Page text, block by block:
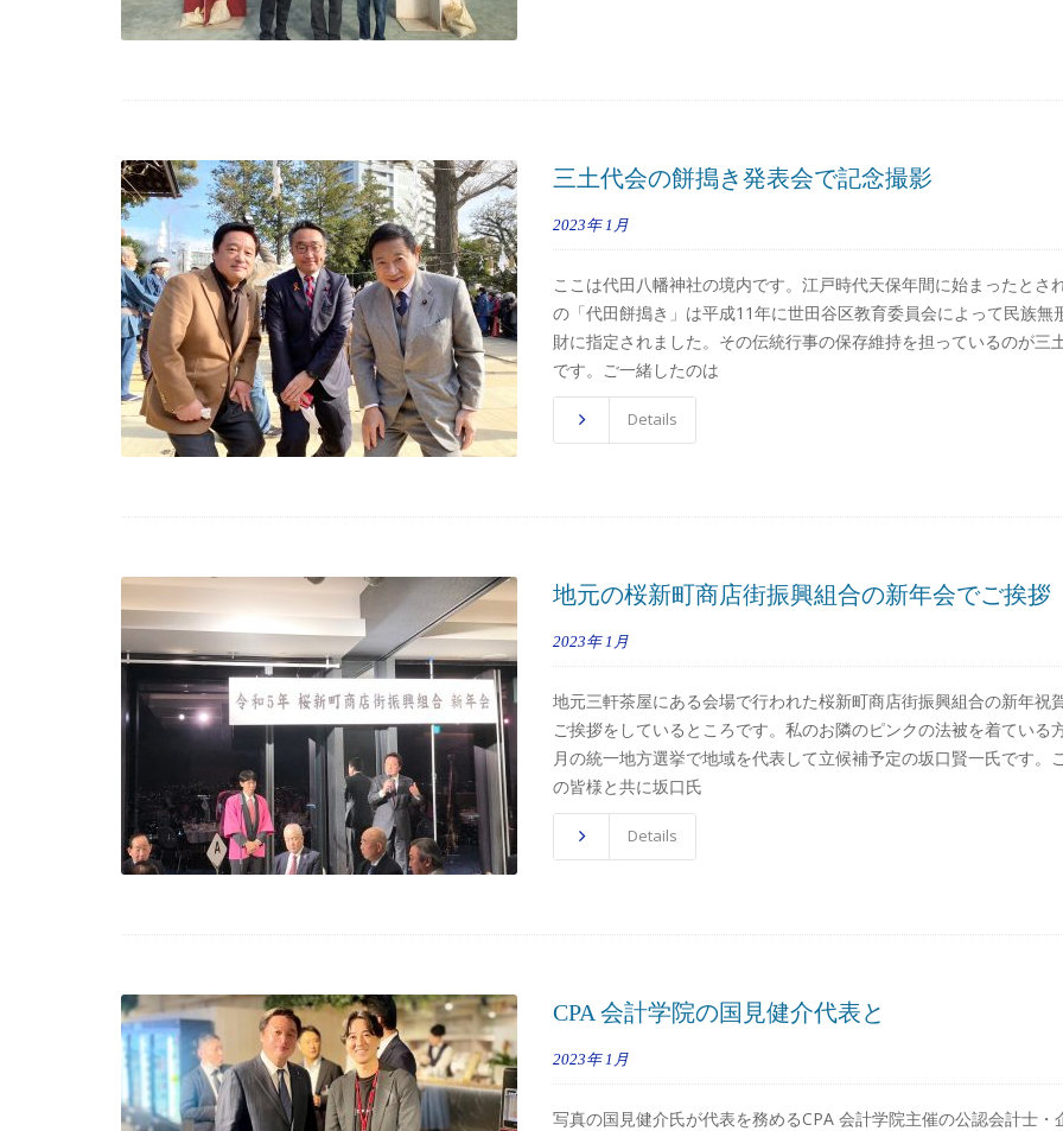
三土代会の餅搗き発表会で記念撮影
2023年 1月
ここは代田八幡神社の境内です。江戸時代天保年間に始まったとさ
の「代田餅搗き」は平成11年に世田谷区教育委員会によって民族無
財に指定されました。その伝統行事の保存維持を担っているのが三
です。ご一緒したのは
Details
地元の桜新町商店街振興組合の新年会でご挨拶
2023年 1月
地元三軒茶屋にある会場で行われた桜新町商店街振興組合の新年祝
ご挨拶をしているところです。私のお隣のピンクの法被を着ている
月の統一地方選挙で地域を代表して立候補予定の坂口賢一氏です。
の皆様と共に坂口氏
Details
CPA 会計学院の国見健介代表と
2023年 1月
写真の国見健介氏が代表を務めるCPA 会計学院主催の公認会計士・